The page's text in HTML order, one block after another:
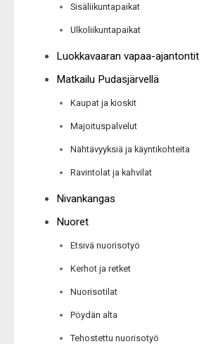
Sisäliikuntapaikat
Ulkoliikuntapaikat
Luokkavaaran vapaa-ajantontit
Matkailu Pudasjärvellä
Kaupat ja kioskit
Majoituspalvelut
Nähtävyyksiä ja käyntikohteita
Ravintolat ja kahvilat
Nivankangas
Nuoret
Etsivä nuorisotyö
Kerhot ja retket
Nuorisotilat
Pöydän alta
Tehostettu nuorisotyö